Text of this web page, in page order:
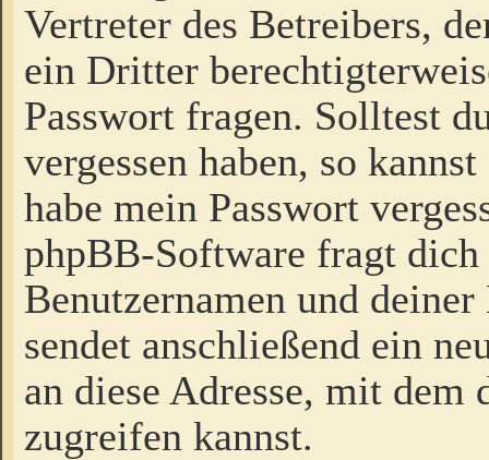
Vertreter des Betreibers,
ein Dritter
Passwort fragen. Solltest
vergessen haben, so
habe mein Passwort
phpBB-Software fragt dich
Benutzernamen und
sendet anschließend ein
an diese Adresse, mit dem
zugreifen kannst.